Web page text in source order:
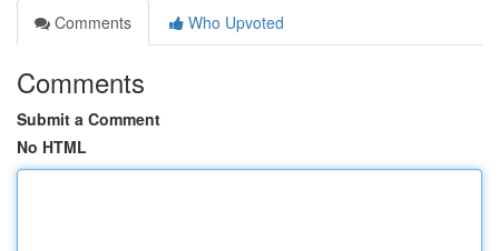
Comments
Who Upvoted
Comments
Submit a Comment
No HTML